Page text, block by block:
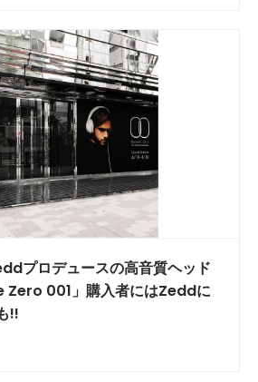
プロデュースの高音質ヘッド
Zero 001」購入者にはZeddに
!!